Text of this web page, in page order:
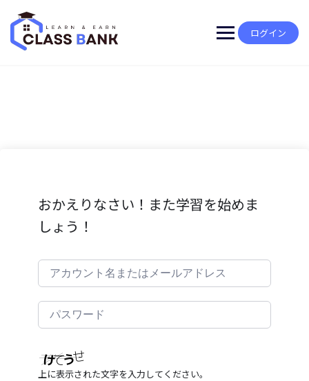
content
ログイン
おかえりなさい！また学習を始めま
しょう！
上に表示された文字を入力してください。